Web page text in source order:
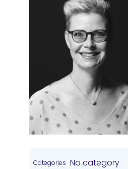
Categories No category